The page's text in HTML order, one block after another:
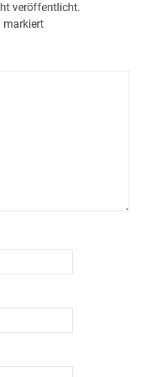
veröffentlicht.
markiert